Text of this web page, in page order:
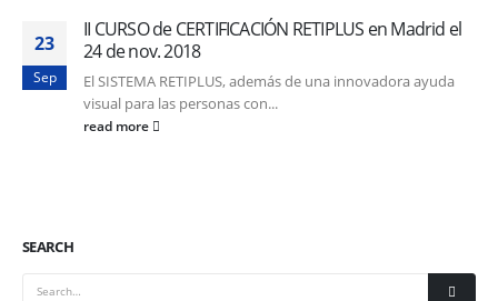
23
Sep
II CURSO de CERTIFICACIÓN RETIPLUS en Madrid el
24 de nov. 2018
El SISTEMA RETIPLUS, además de una innovadora ayuda
visual para las personas con...
read more
SEARCH